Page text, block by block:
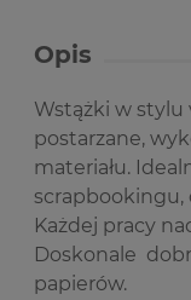
Opis
Wstążki w stylu
postarzane,
materiału.
scrapbookingu,
Każdej pracy
Doskonale
papierów.